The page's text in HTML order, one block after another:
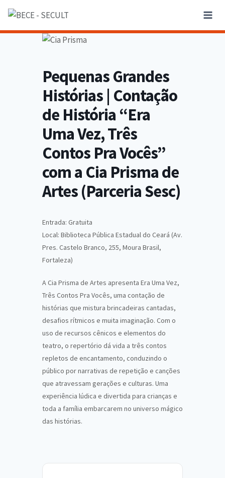
Pequenas Grandes
Histórias | Contação
de História “Era
Uma Vez, Três
Contos Pra Vocês”
com a Cia Prisma de
Artes (Parceria Sesc)
Entrada: Gratuita
Local: Biblioteca Pública Estadual do Ceará (Av.
Pres. Castelo Branco, 255, Moura Brasil,
Fortaleza)
A Cia Prisma de Artes apresenta Era Uma Vez,
Três Contos Pra Vocês, uma contação de
histórias que mistura brincadeiras cantadas,
desafios rítmicos e muita imaginação. Com o
uso de recursos cênicos e elementos do
teatro, o repertório dá vida a três contos
repletos de encantamento, conduzindo o
público por narrativas de repetição e canções
que atravessam gerações e culturas. Uma
experiência lúdica e divertida para crianças e
toda a família embarcarem no universo mágico
das histórias.